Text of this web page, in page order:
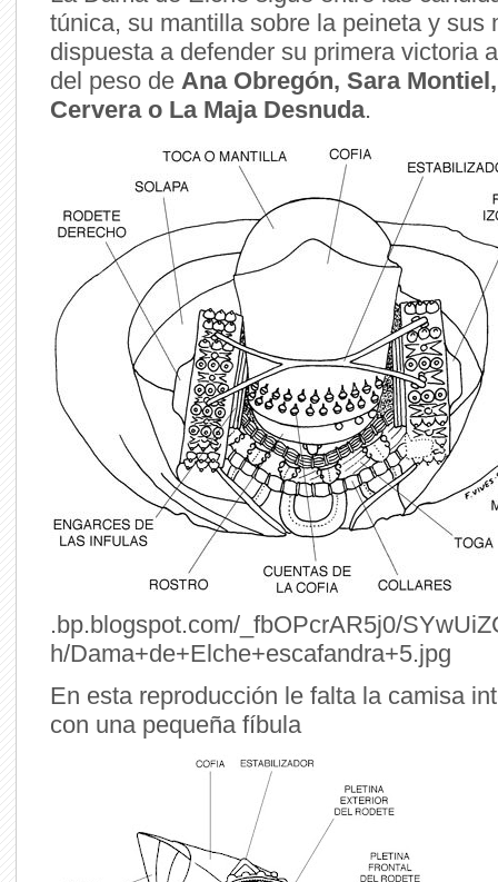
túnica, su mantilla sobre la peineta y sus
dispuesta a defender su primera victoria
del peso de Ana Obregón, Sara
Cervera o La Maja Desnuda.
.bp.blogspot.com/_fbOPcrAR5j0/
h/Dama+de+Elche+escafandra+5.jpg
En esta reproducción le falta la camisa
con una pequeña fíbula